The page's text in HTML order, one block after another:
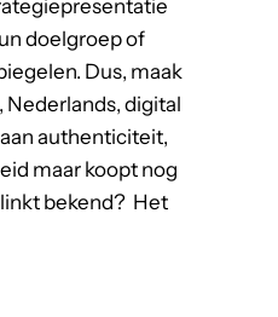
doelgroep of
Dus, maak
Nederlands, digital
authenticiteit,
maar koopt nog
bekend? Het